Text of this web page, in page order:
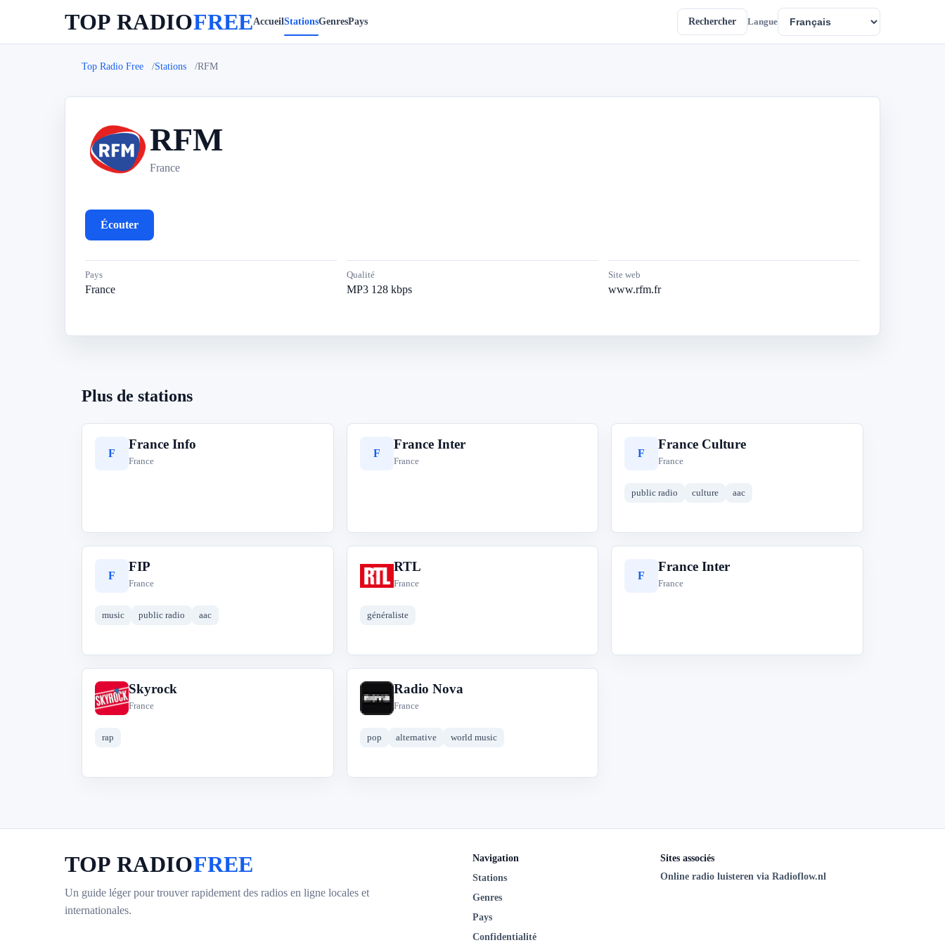
TOP RADIOFREEAccueilStationsGenresPays Rechercher Langue
Top Radio Free Stations RFM
R RFM
France
Écouter
Pays
France
Qualité
MP3 128 kbps
Site web
www.rfm.fr
Plus de stations
F
France Info
France
F
France Inter
France
F
France Culture
France
public radio culture aac
F
FIP
France
music public radio aac
R
RTL
France
généraliste
F
France Inter
France
S
Skyrock
France
rap
R
Radio Nova
France
pop alternative world music
TOP RADIOFREE
Un guide léger pour trouver rapidement des radios en ligne locales et
internationales.
Navigation
Stations
Genres
Pays
Confidentialité
Sites associés
Online radio luisteren via Radioflow.nl